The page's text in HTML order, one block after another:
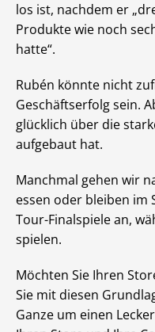
los ist, nachdem er
Produkte wie noch
hatte“.
Rubén könnte nicht
Geschäftserfolg sein.
glücklich über die
aufgebaut hat.
Manchmal gehen wir
essen oder bleiben im
Tour-Finalspiele an,
spielen.
Möchten Sie Ihren
Sie mit diesen
Ganze um einen